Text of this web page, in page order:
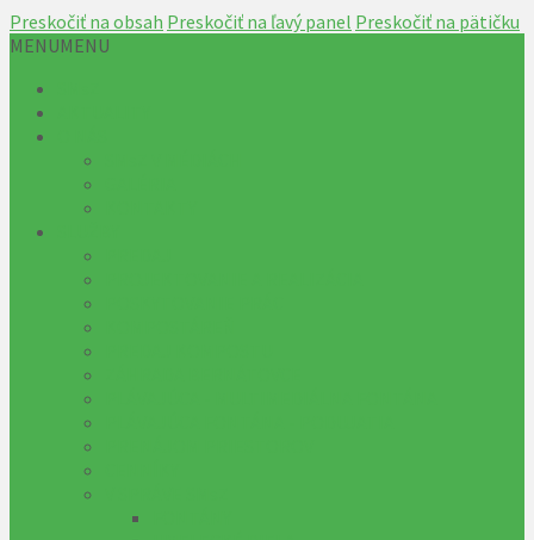
Preskočiť na obsah Preskočiť na ľavý panel Preskočiť na pätičku
MENUMENU